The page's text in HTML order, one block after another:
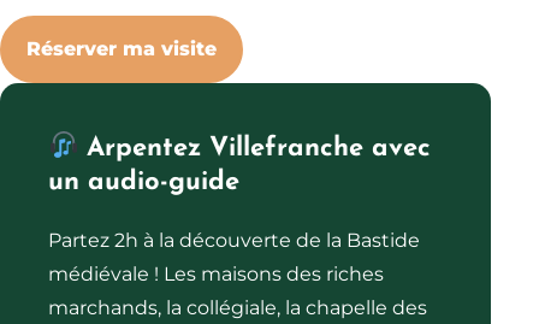
Réserver ma visite
Arpentez Villefranche avec
un audio-guide
Partez 2h à la découverte de la Bastide
médiévale ! Les maisons des riches
marchands, la collégiale, la chapelle des